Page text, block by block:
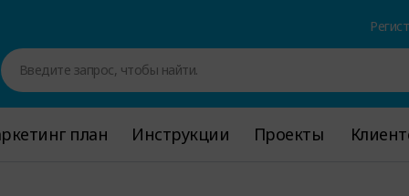
Введите запрос, чтобы найти.
план
план Инструкции
Инструкции Проекты
Проекты